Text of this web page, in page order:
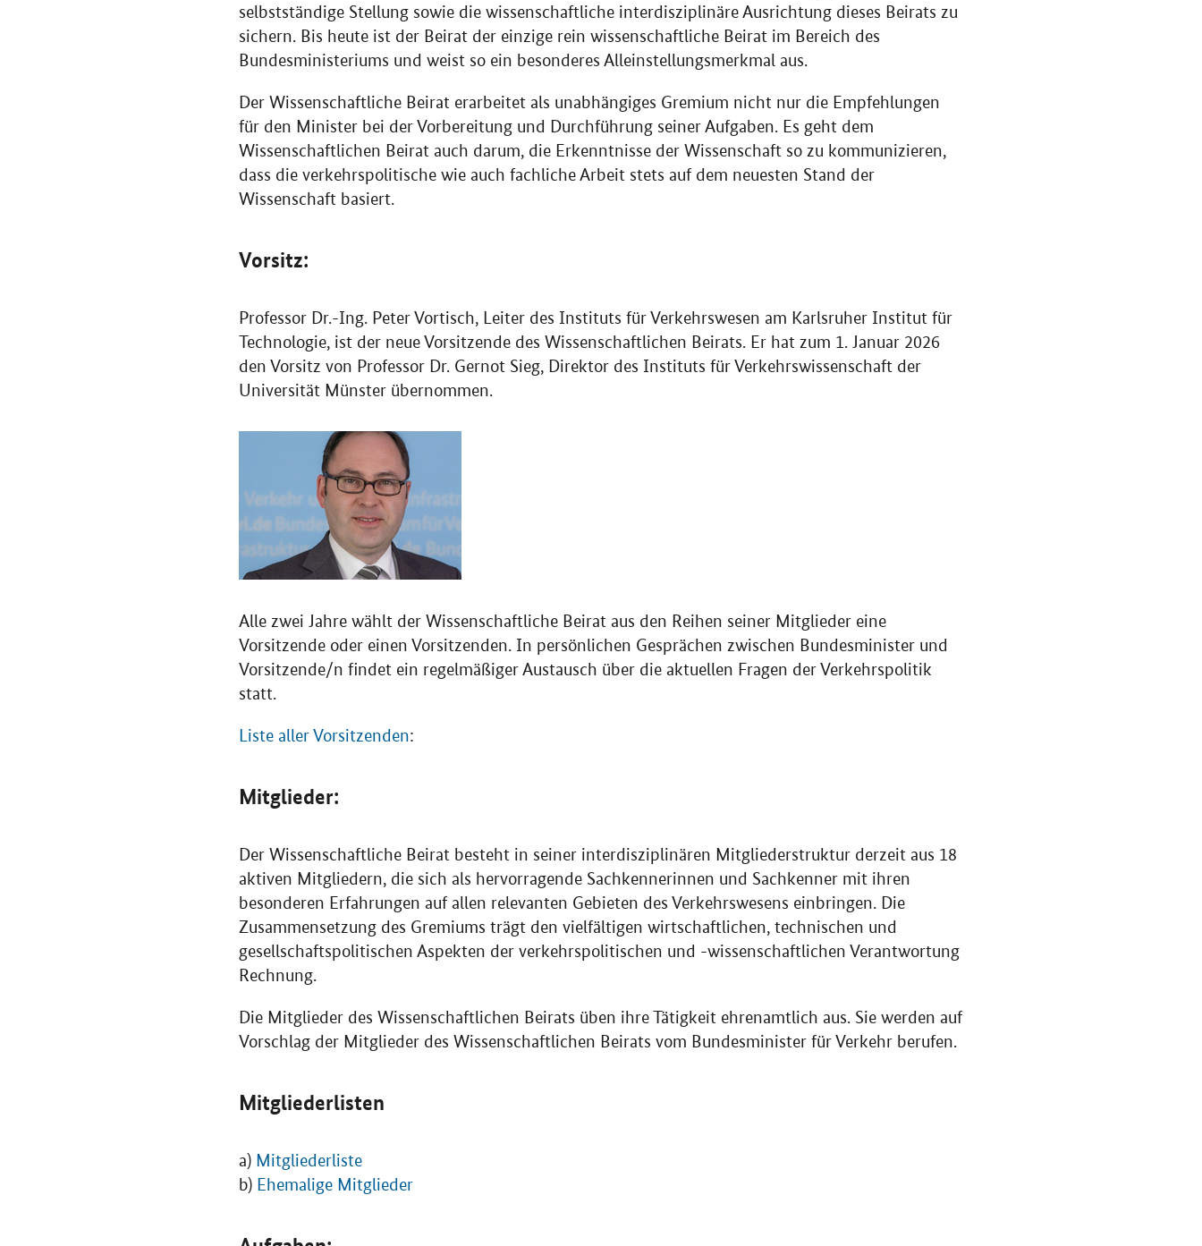
selbstständige Stellung sowie die wissenschaftliche interdisziplinäre Ausrichtung dieses Beirats zu
sichern. Bis heute ist der Beirat der einzige rein wissenschaftliche Beirat im Bereich des
Bundesministeriums und weist so ein besonderes Alleinstellungsmerkmal aus.
Der Wissenschaftliche Beirat erarbeitet als unabhängiges Gremium nicht nur die Empfehlungen
für den Minister bei der Vorbereitung und Durchführung seiner Aufgaben. Es geht dem
Wissenschaftlichen Beirat auch darum, die Erkenntnisse der Wissenschaft so zu kommunizieren,
dass die verkehrspolitische wie auch fachliche Arbeit stets auf dem neuesten Stand der
Wissenschaft basiert.
Vorsitz:
Professor Dr.-Ing. Peter Vortisch, Leiter des Instituts für Verkehrswesen am Karlsruher Institut für
Technologie, ist der neue Vorsitzende des Wissenschaftlichen Beirats. Er hat zum 1. Januar 2026
den Vorsitz von Professor Dr. Gernot Sieg, Direktor des Instituts für Verkehrswissenschaft der
Universität Münster übernommen.
Alle zwei Jahre wählt der Wissenschaftliche Beirat aus den Reihen seiner Mitglieder eine
Vorsitzende oder einen Vorsitzenden. In persönlichen Gesprächen zwischen Bundesminister und
Vorsitzende/n findet ein regelmäßiger Austausch über die aktuellen Fragen der Verkehrspolitik
statt.
Liste aller Vorsitzenden:
Mitglieder:
Der Wissenschaftliche Beirat besteht in seiner interdisziplinären Mitgliederstruktur derzeit aus 18
aktiven Mitgliedern, die sich als hervorragende Sachkennerinnen und Sachkenner mit ihren
besonderen Erfahrungen auf allen relevanten Gebieten des Verkehrswesens einbringen. Die
Zusammensetzung des Gremiums trägt den vielfältigen wirtschaftlichen, technischen und
gesellschaftspolitischen Aspekten der verkehrspolitischen und -wissenschaftlichen Verantwortung
Rechnung.
Die Mitglieder des Wissenschaftlichen Beirats üben ihre Tätigkeit ehrenamtlich aus. Sie werden auf
Vorschlag der Mitglieder des Wissenschaftlichen Beirats vom Bundesminister für Verkehr berufen.
Mitgliederlisten
a) Mitgliederliste
b) Ehemalige Mitglieder